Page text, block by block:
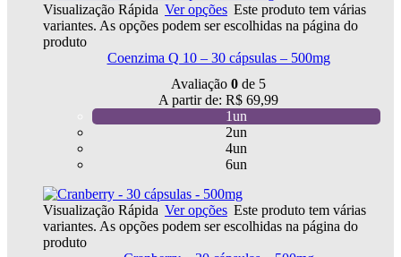
Visualização Rápida Ver opções Este produto tem várias
variantes. As opções podem ser escolhidas na página do
produto
Coenzima Q 10 – 30 cápsulas – 500mg
Avaliação 0 de 5
A partir de: R$ 69,99
1un
2un
4un
6un
Visualização Rápida Ver opções Este produto tem várias
variantes. As opções podem ser escolhidas na página do
produto